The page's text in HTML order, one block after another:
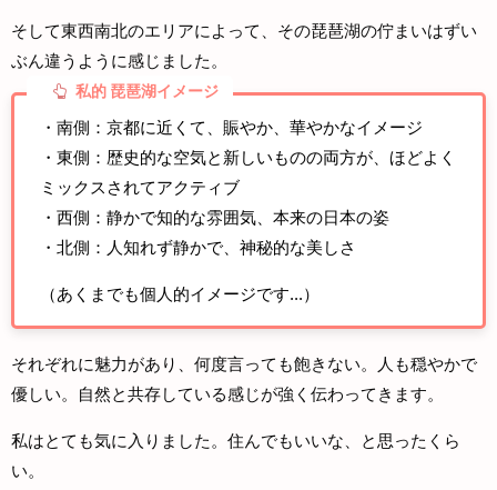
そして東西南北のエリアによって、その琵琶湖の佇まいはずい
ぶん違うように感じました。
私的 琵琶湖イメージ
・南側：京都に近くて、賑やか、華やかなイメージ
・東側：歴史的な空気と新しいものの両方が、ほどよく
ミックスされてアクティブ
・西側：静かで知的な雰囲気、本来の日本の姿
・北側：人知れず静かで、神秘的な美しさ
（あくまでも個人的イメージです...）
それぞれに魅力があり、何度言っても飽きない。人も穏やかで
優しい。自然と共存している感じが強く伝わってきます。
私はとても気に入りました。住んでもいいな、と思ったくら
い。